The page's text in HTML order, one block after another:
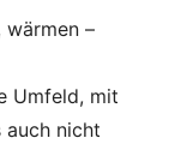
wärmen –
Umfeld, mit
auch nicht